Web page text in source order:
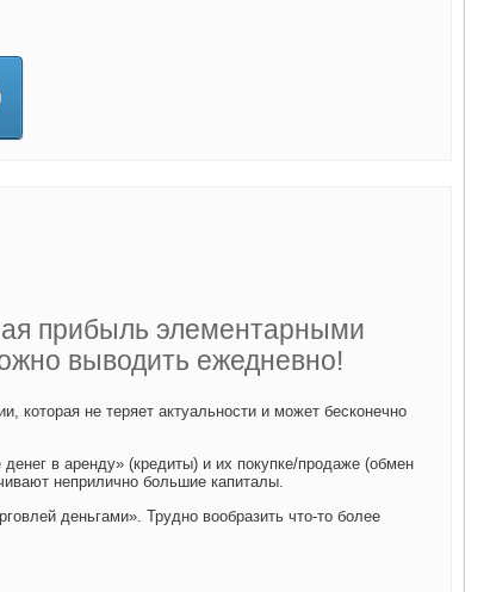
прибыль элементарными
выводить ежедневно!
не теряет актуальности и может бесконечно
в аренду» (кредиты) и их покупке/продаже (обмен
неприлично большие капиталы.
деньгами». Трудно вообразить что-то более